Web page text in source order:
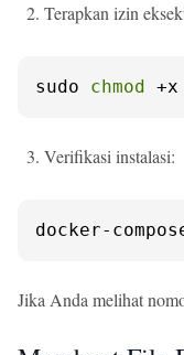
Terapkan izin
sudo chmod
Verifikasi instalasi:
docker-
Jika Anda melihat